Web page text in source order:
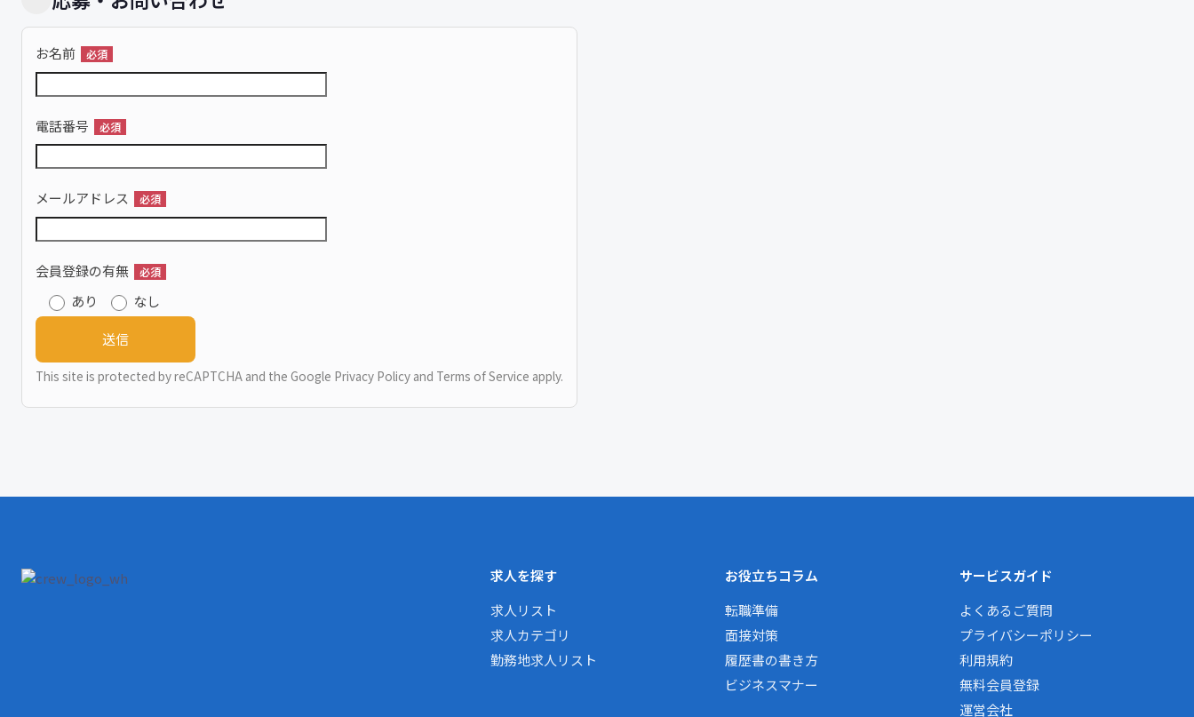
お名前 必須
電話番号 必須
メールアドレス 必須
会員登録の有無 必須
あり なし
This site is protected by reCAPTCHA and the Google Privacy Policy and Terms of Service apply.
求人を探す
求人リスト
求人カテゴリ
勤務地求人リスト
お役立ちコラム
転職準備
面接対策
履歴書の書き方
ビジネスマナー
サービスガイド
よくあるご質問
プライバシーポリシー
利用規約
無料会員登録
運営会社